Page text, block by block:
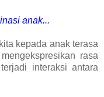
anak...
kepada anak terasa
rasa
interaksi antara